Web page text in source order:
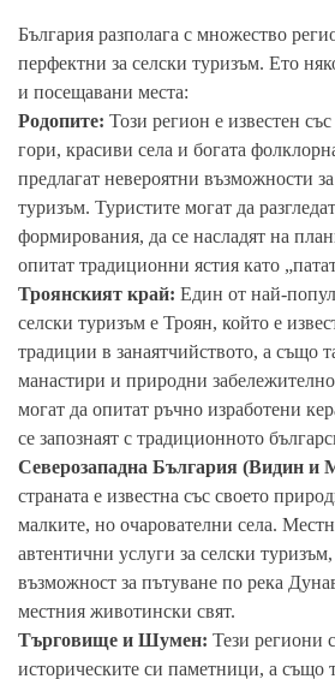
България разполага с множество
перфектни за селски туризъм. Ето
и посещавани места:
Родопите: Този регион е известен
гори, красиви села и богата
предлагат невероятни възможности
туризъм. Туристите могат да
формирования, да се насладят на
опитат традиционни ястия като
Троянският край: Един от най-
селски туризъм е Троян, който е
традиции в занаятчийството, а също
манастири и природни
могат да опитат ръчно изработени
се запознаят с традиционното
Северозападна България (Видин и
страната е известна със своето
малките, но очарователни села.
автентични услуги за селски
възможност за пътуване по река
местния животински свят.
Търговище и Шумен: Тези региони
историческите си паметници, а също